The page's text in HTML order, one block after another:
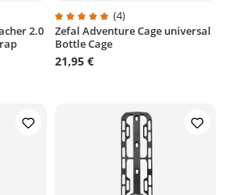
von 3 von 5 Sternen
2.0
Durchschnittliche Bewertung
(4)
Zefal Adventure Cage universal
Bottle Cage
21,95 €